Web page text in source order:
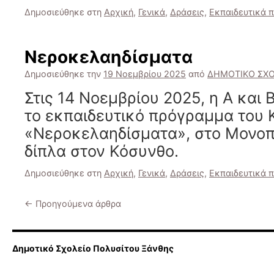
Δημοσιεύθηκε στη Αρχική, Γενικά, Δράσεις, Εκπαιδευτικά
Νεροκελαηδίσματα
Δημοσιεύθηκε την 19 Νοεμβρίου 2025 από ΔΗΜΟΤΙΚΟ
Στις 14 Νοεμβρίου 2025, η Α και
το εκπαιδευτικό πρόγραμμα του
«Νεροκελαηδίσματα», στο
δίπλα στον Κόσυνθο.
Δημοσιεύθηκε στη Αρχική, Γενικά, Δράσεις, Εκπαιδευτικά
← Προηγούμενα άρθρα
Δημοτικό Σχολείο Πολυσίτου Ξάνθης